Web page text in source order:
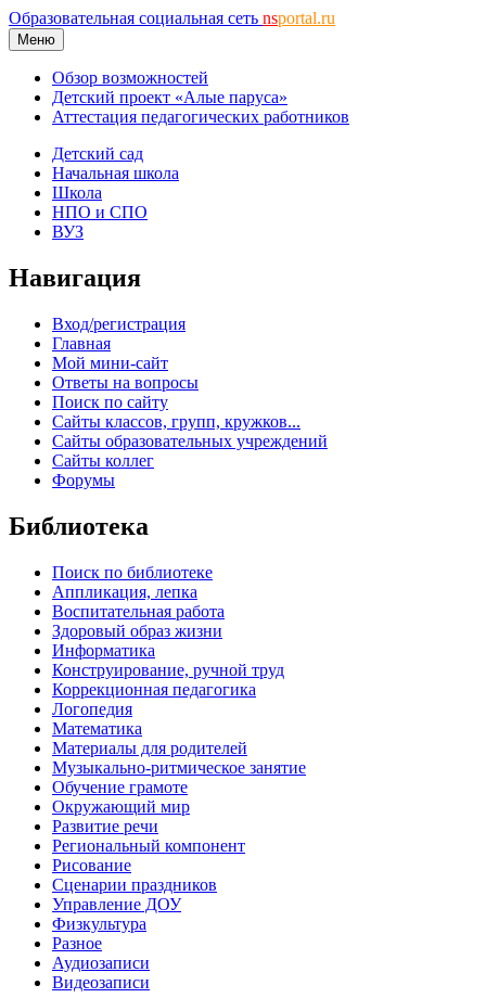
Образовательная социальная сеть nsportal.ru
Меню
Обзор возможностей
Детский проект «Алые паруса»
Аттестация педагогических работников
Детский сад
Начальная школа
Школа
НПО и СПО
ВУЗ
Навигация
Вход/регистрация
Главная
Мой мини-сайт
Ответы на вопросы
Поиск по сайту
Сайты классов, групп, кружков...
Сайты образовательных учреждений
Сайты коллег
Форумы
Библиотека
Поиск по библиотеке
Аппликация, лепка
Воспитательная работа
Здоровый образ жизни
Информатика
Конструирование, ручной труд
Коррекционная педагогика
Логопедия
Математика
Материалы для родителей
Музыкально-ритмическое занятие
Обучение грамоте
Окружающий мир
Развитие речи
Региональный компонент
Рисование
Сценарии праздников
Управление ДОУ
Физкультура
Разное
Аудиозаписи
Видеозаписи